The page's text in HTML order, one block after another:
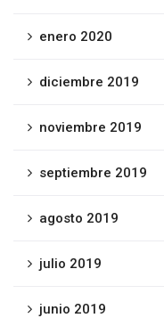
enero 2020
diciembre 2019
noviembre 2019
septiembre 2019
agosto 2019
julio 2019
junio 2019